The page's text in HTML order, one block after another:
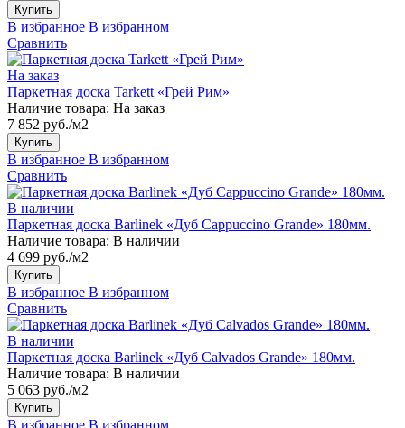
Купить
В избранное В избранном
Сравнить
На заказ
Паркетная доска Tarkett «Грей Рим»
Наличие товара: На заказ
7 852 руб./м2
Купить
В избранное В избранном
Сравнить
В наличии
Паркетная доска Barlinek «Дуб Cappuccino Grande» 180мм.
Наличие товара: В наличии
4 699 руб./м2
Купить
В избранное В избранном
Сравнить
В наличии
Паркетная доска Barlinek «Дуб Calvados Grande» 180мм.
Наличие товара: В наличии
5 063 руб./м2
Купить
В избранное В избранном